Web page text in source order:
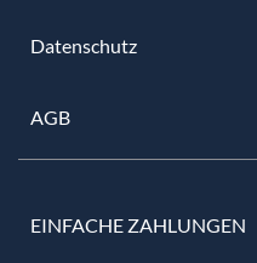
Datenschutz
AGB
EINFACHE ZAHLUNGEN